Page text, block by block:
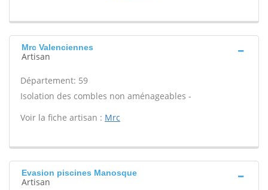
Mrc Valenciennes
Artisan
Département: 59
Isolation des combles non aménageables -
Voir la fiche artisan : Mrc
Evasion piscines Manosque
Artisan